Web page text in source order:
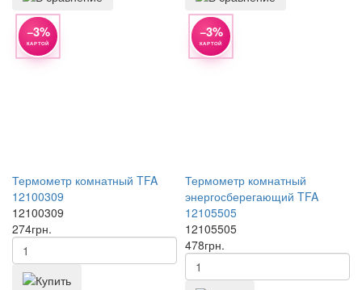
−3%
КАРТОЙ
Термометр комнатный TFA
12100309
12100309
274грн.
−3%
КАРТОЙ
Термометр комнатный
энергосберегающий TFA
12105505
12105505
478грн.